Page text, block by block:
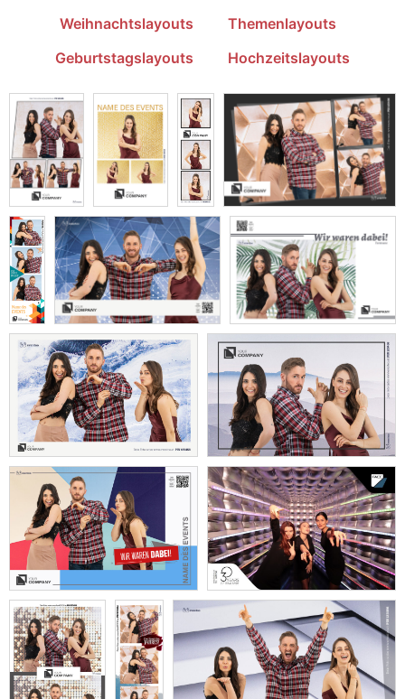
Weihnachtslayouts
Themenlayouts
Geburtstagslayouts
Hochzeitslayouts